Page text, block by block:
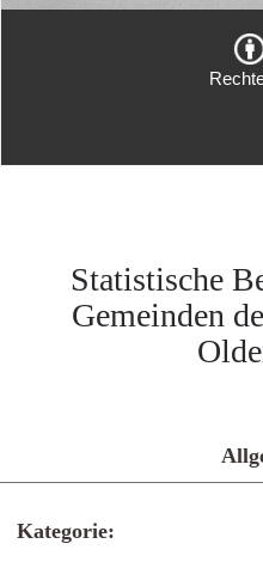
Statistische
Gemeinden
Kategorie: